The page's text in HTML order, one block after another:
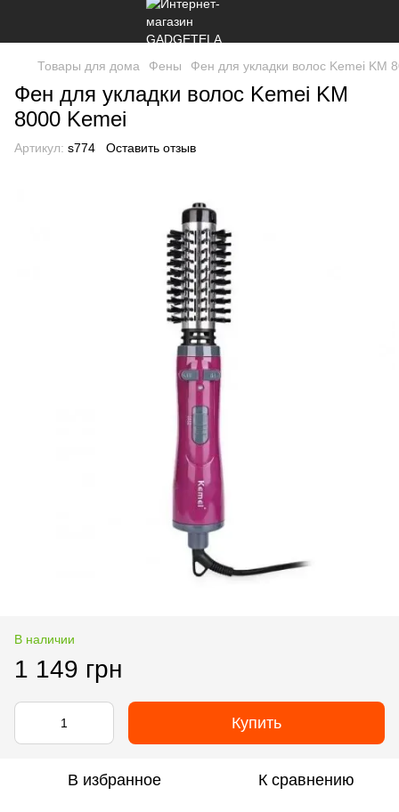
Товары для дома Фены Фен для укладки волос Kemei KM
Фен для укладки волос Kemei KM
8000 Kemei
Артикул: s774 Оставить отзыв
В наличии
1 149 грн
Купить
В избранное К сравнению